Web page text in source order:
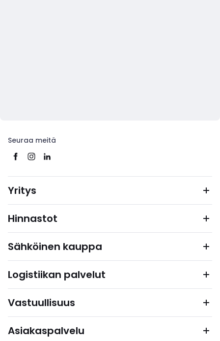
Seuraa meitä
Yritys
Hinnastot
Sähköinen kauppa
Logistiikan palvelut
Vastuullisuus
Asiakaspalvelu